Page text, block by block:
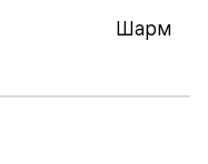
Шарм